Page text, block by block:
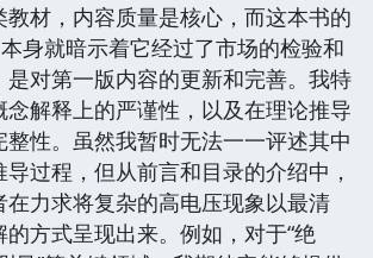
材，内容质量是核心，而这本书的
身就暗示着它经过了市场的检验和
是对第一版内容的更新和完善。我特
念解释上的严谨性，以及在理论推导
性。虽然我暂时无法一一评述其中
过程，但从前言和目录的介绍中，
在力求将复杂的高电压现象以最清
方式呈现出来。例如，对于“绝